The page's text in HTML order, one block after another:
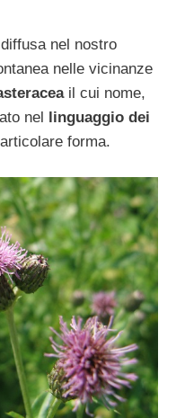
nel nostro
nelle vicinanze
il cui nome,
nel linguaggio dei
forma.